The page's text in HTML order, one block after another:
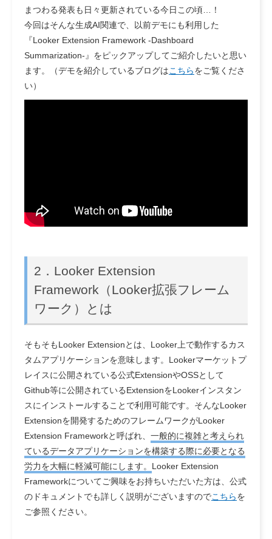
まつわる発表も日々更新されている今日この頃…！
今回はそんな生成AI関連で、以前デモにも利用した
『Looker Extension Framework -Dashboard
Summarization-』をピックアップしてご紹介したいと思い
ます。（デモを紹介しているブログはこちらをご覧くださ
い）
2． Looker Extension
Framework（Looker拡張フレーム
ワーク）とは
そもそもLooker Extensionとは、Looker上で動作するカス
タムアプリケーションを意味します。Lookerマーケットプ
レイスに公開されている公式ExtensionやOSSとして
Github等に公開されているExtensionをLookerインスタン
スにインストールすることで利用可能です。そんなLooker
Extensionを開発するためのフレームワークがLooker
Extension Frameworkと呼ばれ、 一般的に複雑と考えられ
ているデータアプリケーションを構築する際に必要となる
労力を大幅に軽減可能にします。 Looker Extension
Frameworkについてご興味をお持ちいただいた方は、公式
のドキュメントでも詳しく説明がございますのでこちらを
ご参照ください。